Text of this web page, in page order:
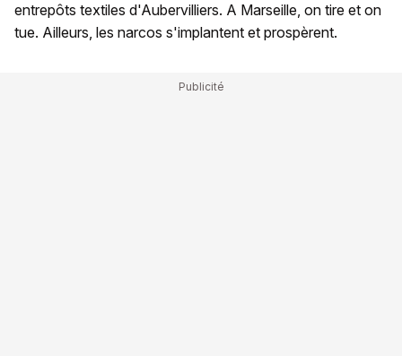
entrepôts textiles d'Aubervilliers. A Marseille, on tire et on
tue. Ailleurs, les narcos s'implantent et prospèrent.